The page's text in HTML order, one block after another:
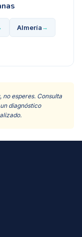
Almería →
esperes. Consulta
diagnóstico